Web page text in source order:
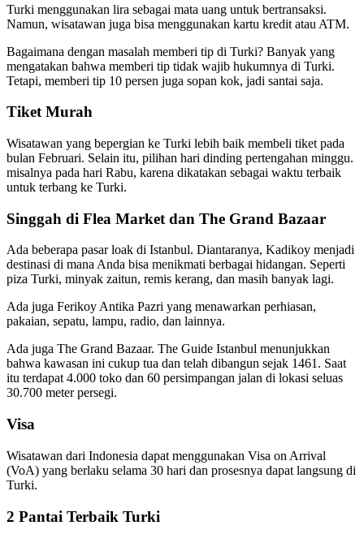
Turki menggunakan lira sebagai mata uang untuk bertransaksi.
Namun, wisatawan juga bisa menggunakan kartu kredit atau ATM.
Bagaimana dengan masalah memberi tip di Turki? Banyak yang
mengatakan bahwa memberi tip tidak wajib hukumnya di Turki.
Tetapi, memberi tip 10 persen juga sopan kok, jadi santai saja.
Tiket Murah
Wisatawan yang bepergian ke Turki lebih baik membeli tiket pada
bulan Februari. Selain itu, pilihan hari dinding pertengahan minggu.
misalnya pada hari Rabu, karena dikatakan sebagai waktu terbaik
untuk terbang ke Turki.
Singgah di Flea Market dan The Grand Bazaar
Ada beberapa pasar loak di Istanbul. Diantaranya, Kadikoy menjadi
destinasi di mana Anda bisa menikmati berbagai hidangan. Seperti
piza Turki, minyak zaitun, remis kerang, dan masih banyak lagi.
Ada juga Ferikoy Antika Pazri yang menawarkan perhiasan,
pakaian, sepatu, lampu, radio, dan lainnya.
Ada juga The Grand Bazaar. The Guide Istanbul menunjukkan
bahwa kawasan ini cukup tua dan telah dibangun sejak 1461. Saat
itu terdapat 4.000 toko dan 60 persimpangan jalan di lokasi seluas
30.700 meter persegi.
Visa
Wisatawan dari Indonesia dapat menggunakan Visa on Arrival
(VoA) yang berlaku selama 30 hari dan prosesnya dapat langsung di
Turki.
2 Pantai Terbaik Turki